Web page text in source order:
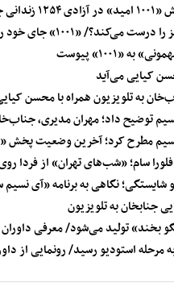
غیرعمد
«۱۰۰۱» جای خود را باز کرد
«۱۰۰۱» پیوست
به تلویزیون همراه با محسن
توضیح داد؛ مهران مدیری،
مطرح کرد؛ آخرین وضعیت پخش
فلورا سام؛ «شب‌های تهران» از فردا
شایستگی؛ نگاهی به برنامه «آی
جنابخان به تلویزیون
بخند» تولید می‌شود/ معرفی داوران
استودیو رسید/ رونمایی از